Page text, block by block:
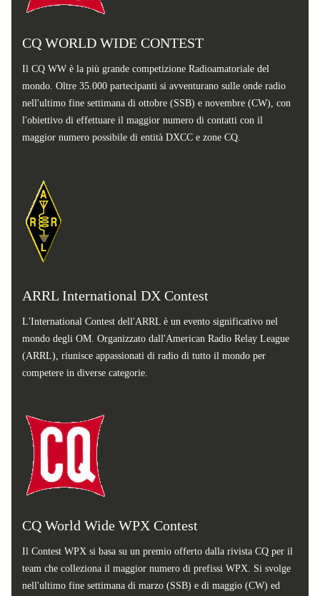
CQ WORLD WIDE CONTEST
Il CQ WW è la più grande competizione Radioamatoriale del
mondo. Oltre 35.000 partecipanti si avventurano sulle onde radio
nell'ultimo fine settimana di ottobre (SSB) e novembre (CW), con
l'obiettivo di effettuare il maggior numero di contatti con il
maggior numero possibile di entità DXCC e zone CQ.
ARRL International DX Contest
L'International Contest dell'ARRL è un evento significativo nel
mondo degli OM. Organizzato dall'American Radio Relay League
(ARRL), riunisce appassionati di radio di tutto il mondo per
competere in diverse categorie.
CQ World Wide WPX Contest
Il Contest WPX si basa su un premio offerto dalla rivista CQ per il
team che colleziona il maggior numero di prefissi WPX. Si svolge
nell'ultimo fine settimana di marzo (SSB) e di maggio (CW) ed